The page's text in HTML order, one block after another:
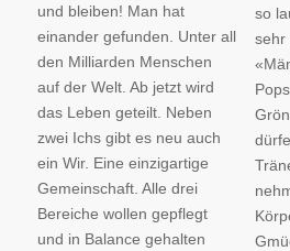
und bleiben! Man hat
einander gefunden. Unter all
den Milliarden Menschen
auf der Welt. Ab jetzt wird
das Leben geteilt. Neben
zwei Ichs gibt es neu auch
ein Wir. Eine einzigartige
Gemeinschaft. Alle drei
Bereiche wollen gepflegt
und in Balance gehalten
so
sehr